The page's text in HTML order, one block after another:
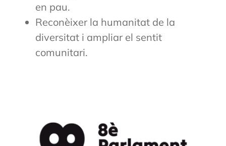
en pau.
Reconèixer la humanitat de la
diversitat i ampliar el sentit
comunitari.